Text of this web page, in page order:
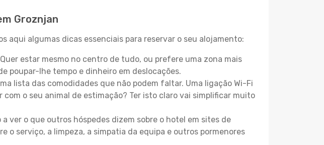
Groznjan
aqui algumas dicas essenciais para reservar o seu alojamento:
estar mesmo no centro de tudo, ou prefere uma zona mais
poupar-lhe tempo e dinheiro em deslocações.
lista das comodidades que não podem faltar. Uma ligação Wi-Fi
o seu animal de estimação? Ter isto claro vai simplificar muito
ver o que outros hóspedes dizem sobre o hotel em sites de
o serviço, a limpeza, a simpatia da equipa e outros pormenores